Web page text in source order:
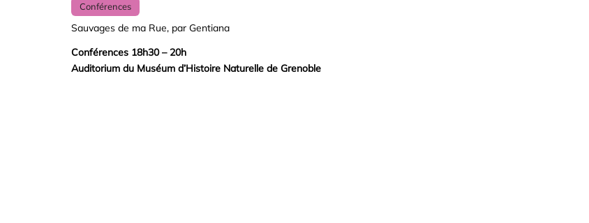
Conférences
Sauvages de ma Rue, par Gentiana
Conférences 18h30 – 20h
Auditorium du Muséum d’Histoire Naturelle de Grenoble